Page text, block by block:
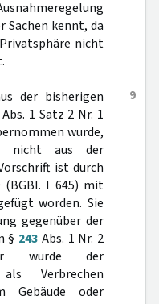
kennt, da
nicht
9
der bisherigen
Abs. 1 Satz 2 Nr. 1
wurde,
nicht aus der
ist durch
(BGBI. I 645) mit
worden. Sie
gegenüber der
§ 243 Abs. 1 Nr. 2
wurde der
als Verbrechen
Gebäude oder